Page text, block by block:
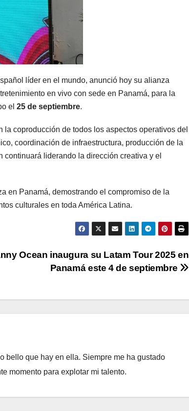
líder en el mundo, anunció hoy su alianza
en vivo con sede en Panamá, para la
el 25 de septiembre.
coproducción de todos los aspectos operativos del
coordinación de infraestructura, producción de la
liderando la dirección creativa y el
en Panamá, demostrando el compromiso de la
culturales en toda América Latina.
Ocean inaugura su Latam Tour 2025 en
Panamá este 4 de septiembre
bello que hay en ella. Siempre me ha gustado
momento para explotar mi talento.